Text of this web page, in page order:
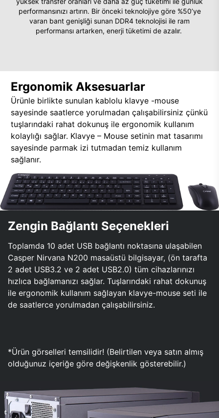
performansınızı artırın. Bir önceki teknolojiye göre %50’ye
varan bant genişliği sunan DDR4 teknolojisi ile ram
performansı artarken, enerji tüketimi de azalır.
Ergonomik Aksesuarlar
Ürünle birlikte sunulan kablolu klavye -mouse
sayesinde saatlerce yorulmadan çalışabilirsiniz çünkü
tuşlarındaki rahat dokunuş ile ergonomik kullanım
kolaylığı sağlar. Klavye – Mouse setinin mat tasarımı
sayesinde parmak izi tutmadan temiz kullanım
sağlanır.
Zengin Bağlantı Seçenekleri
Toplamda 10 adet USB bağlantı noktasına ulaşabilen
Casper Nirvana N200 masaüstü bilgisayar, (ön tarafta
2 adet USB3.2 ve 2 adet USB2.0) tüm cihazlarınızı
hızlıca bağlamanızı sağlar. Tuşlarındaki rahat dokunuş
ile ergonomik kullanım sağlayan klavye-mouse seti ile
de saatlerce yorulmadan çalışabilirsiniz.
*Ürün görselleri temsilidir! (Belirtilen veya satın almış
olduğunuz içeriğe göre değişkenlik gösterebilir.)